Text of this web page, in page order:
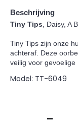
Beschrijving
Tiny Tips , Daisy, A
Tiny Tips zijn onze
achteraf. Deze
veilig voor gevoelige
Model: TT-6049
-